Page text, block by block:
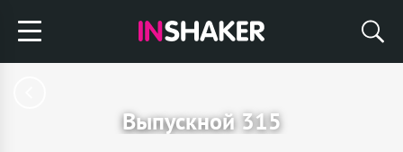
Выпускной 315